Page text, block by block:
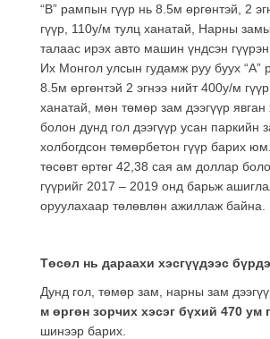
“В” рампын гүүр нь 8.5м өргөнтэй, 2
гүүр, 110у/м тулц ханатай, Нарны
талаас ирэх авто машин үндсэн гүүрэн
Их Монгол улсын гудамж руу буух “А”
8.5м өргөнтэй 2 эгнээ нийт 400у/м
ханатай, мөн төмөр зам дээгүүр явган
болон дунд гол дээгүүр усан паркийн
холбогдсон төмөрбетон гүүр барих
төсөвт өртөг 42,38 сая ам доллар
гүүрийг 2017 – 2019 онд барьж
оруулахаар төлөвлөн ажиллаж байна.
Төсөл нь дараахи хэсгүүдээс
Дунд гол, төмөр зам, нарны зам
м өргөн зорчих хэсэг бүхий 470 ум
шинээр барих.